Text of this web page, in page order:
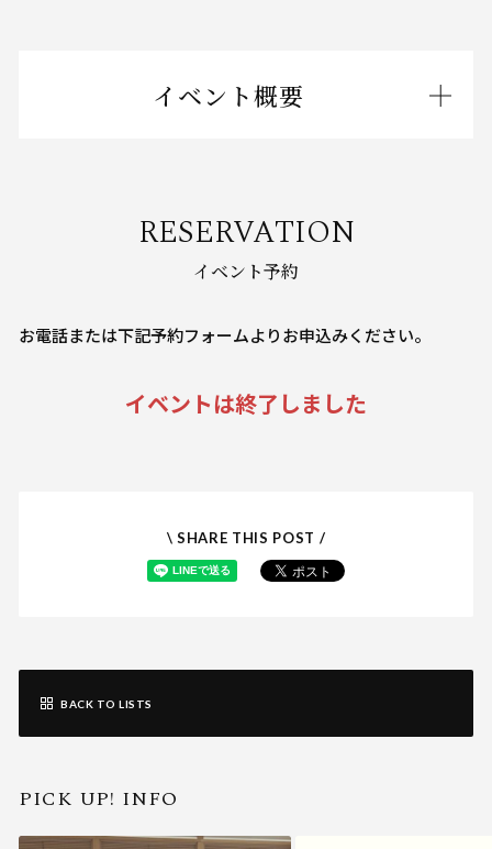
イベント概要
RESERVATION
イベント予約
お電話または下記予約フォームよりお申込みください。
イベントは終了しました
\ SHARE THIS POST /
BACK TO LISTS
PICK UP! INFO